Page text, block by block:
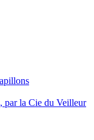
par la Cie du Veilleur